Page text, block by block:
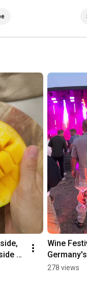
–
Wine
Growing
278 views